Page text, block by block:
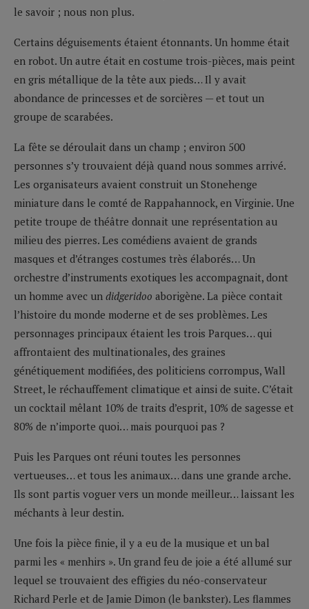
le savoir ; nous non plus.
Certains déguisements étaient étonnants. Un homme était
en robot. Un autre était en costume trois-pièces, mais peint
en gris métallique de la tête aux pieds… Il y avait
abondance de princesses et de sorcières — et tout un
groupe de scarabées.
La fête se déroulait dans un champ ; environ 500
personnes s’y trouvaient déjà quand nous sommes arrivé.
Les organisateurs avaient construit un Stonehenge
miniature dans le comté de Rappahannock, en Virginie. Une
petite troupe de théâtre donnait une représentation au
milieu des pierres. Les comédiens avaient de grands
masques et d’étranges costumes très élaborés… Un
orchestre d’instruments exotiques les accompagnait, dont
un homme avec un didgeridoo aborigène. La pièce contait
l’histoire du monde moderne et de ses problèmes. Les
personnages principaux étaient les trois Parques… qui
affrontaient des multinationales, des graines
génétiquement modifiées, des politiciens corrompus, Wall
Street, le réchauffement climatique et ainsi de suite. C’était
un cocktail mêlant 10% de traits d’esprit, 10% de sagesse et
80% de n’importe quoi… mais pourquoi pas ?
Puis les Parques ont réuni toutes les personnes
vertueuses… et tous les animaux… dans une grande arche.
Ils sont partis voguer vers un monde meilleur… laissant les
méchants à leur destin.
Une fois la pièce finie, il y a eu de la musique et un bal
parmi les « menhirs ». Un grand feu de joie a été allumé sur
lequel se trouvaient des effigies du néo-conservateur
Richard Perle et de Jamie Dimon (le bankster). Les flammes